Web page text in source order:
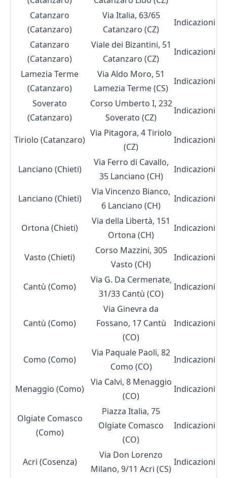
Catanzaro
(Catanzaro)
Via Italia, 63/65
Catanzaro (CZ)
Indicazioni
Catanzaro
(Catanzaro)
Viale dei Bizantini, 51
Catanzaro (CZ)
Indicazioni
Lamezia Terme
(Catanzaro)
Via Aldo Moro, 51
Lamezia Terme (CS)
Indicazioni
Soverato
(Catanzaro)
Corso Umberto I, 232
Soverato (CZ)
Indicazioni
Tiriolo (Catanzaro)
Via Pitagora, 4 Tiriolo
(CZ)
Indicazioni
Lanciano (Chieti)
Via Ferro di Cavallo,
35 Lanciano (CH)
Indicazioni
Lanciano (Chieti)
Via Vincenzo Bianco,
6 Lanciano (CH)
Indicazioni
Ortona (Chieti)
Via della Libertà, 151
Ortona (CH)
Indicazioni
Vasto (Chieti)
Corso Mazzini, 305
Vasto (CH)
Indicazioni
Cantù (Como)
Via G. Da Cermenate,
31/33 Cantù (CO)
Indicazioni
Cantù (Como)
Via Ginevra da
Fossano, 17 Cantù
(CO)
Indicazioni
Como (Como)
Via Paquale Paoli, 82
Como (CO)
Indicazioni
Menaggio (Como)
Via Calvi, 8 Menaggio
(CO)
Indicazioni
Olgiate Comasco
(Como)
Piazza Italia, 75
Olgiate Comasco
(CO)
Indicazioni
Acri (Cosenza)
Via Don Lorenzo
Milano, 9/11 Acri (CS)
Indicazioni